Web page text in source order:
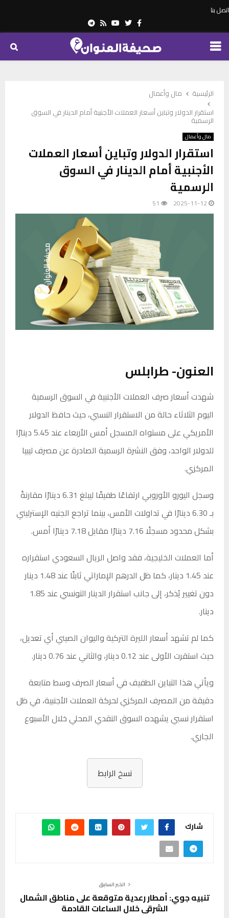
اتصل بنا
Facebook
Twitter
Youtube
Rss
Telegram
PRIMARY
الرئيسية
مال وأعمال
استقرار الدولار وتباين أسعار العملات الأجنبية أمام الدينار في السوق
الرسمية
مال وأعمال
استقرار الدولار وتباين أسعار العملات
الأجنبية أمام الدينار في السوق
الرسمية
2025-11-12
51
العنون- طرابلس
شهدت أسعار صرف العملات الأجنبية في السوق الرسمية
اليوم الثلاثاء حالة من الاستقرار النسبي، حيث حافظ الدولار
الأمريكي على مستواه المسجل أمس الأربعاء عند 5.45 دينارًا
للدولار الواحد، وفق النشرة الرسمية الصادرة عن مصرف ليبيا
المركزي.
وسجل اليورو الأوروبي ارتفاعًا طفيفًا ليبلغ 6.31 دينارًا مقارنةً
بـ 6.30 دينارًا في تداولات الأمس، بينما تراجع الجنيه الإسترليني
بشكل محدود مسجلًا 7.16 دينارًا مقابل 7.18 دينارًا أمس.
أما العملات الخليجية، فقد واصل الريال السعودي استقراره
عند 1.45 دينار، كما ظل الدرهم الإماراتي ثابتًا عند 1.48 دينار
دون تغيير يُذكر، إلى جانب استقرار الدينار التونسي عند 1.85
دينار.
كما لم تشهد أسعار الليرة التركية واليوان الصيني أي تعديل،
حيث استقرت الأولى عند 0.12 دينار، والثاني عند 0.76 دينار.
ويأتي هذا التباين الطفيف في أسعار الصرف وسط متابعة
دقيقة من المصرف المركزي لحركة العملات الأجنبية، في ظل
استقرار نسبي يشهده السوق النقدي المحلي خلال الأسبوع
الجاري.
نسخ الرابط
شارك
الخبر السابق
تنبيه جوي: أمطار رعدية متوقعة على مناطق الشمال
الشرقي خلال الساعات القادمة